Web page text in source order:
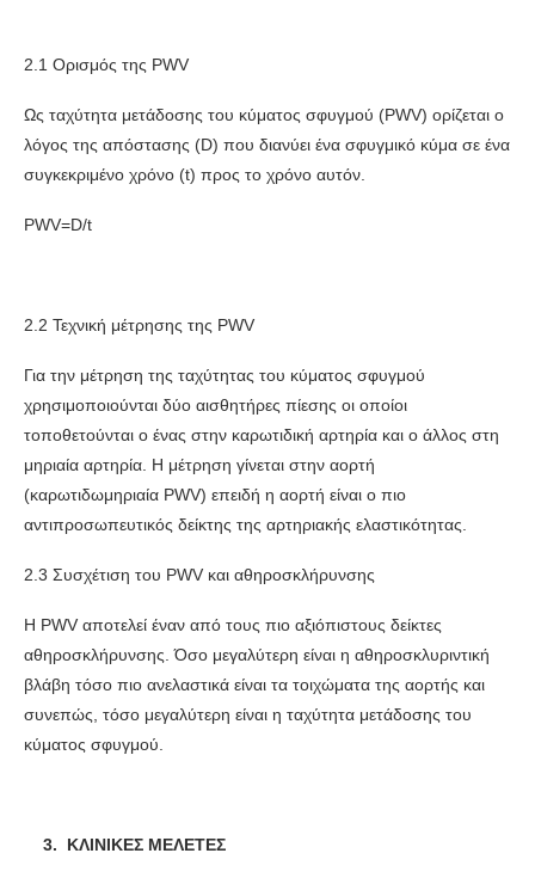
2.1 Ορισμός της PWV
Ως ταχύτητα μετάδοσης του κύματος σφυγμού (PWV) ορίζεται ο
λόγος της απόστασης (D) που διανύει ένα σφυγμικό κύμα σε ένα
συγκεκριμένο χρόνο (t) προς το χρόνο αυτόν.
PWV=D/t
2.2 Τεχνική μέτρησης της PWV
Για την μέτρηση της ταχύτητας του κύματος σφυγμού
χρησιμοποιούνται δύο αισθητήρες πίεσης οι οποίοι
τοποθετούνται ο ένας στην καρωτιδική αρτηρία και ο άλλος στη
μηριαία αρτηρία. Η μέτρηση γίνεται στην αορτή
(καρωτιδωμηριαία PWV) επειδή η αορτή είναι ο πιο
αντιπροσωπευτικός δείκτης της αρτηριακής ελαστικότητας.
2.3 Συσχέτιση του PWV και αθηροσκλήρυνσης
Η PWV αποτελεί έναν από τους πιο αξιόπιστους δείκτες
αθηροσκλήρυνσης. Όσο μεγαλύτερη είναι η αθηροσκλυριντική
βλάβη τόσο πιο ανελαστικά είναι τα τοιχώματα της αορτής και
συνεπώς, τόσο μεγαλύτερη είναι η ταχύτητα μετάδοσης του
κύματος σφυγμού.
3. ΚΛΙΝΙΚΕΣ ΜΕΛΕΤΕΣ